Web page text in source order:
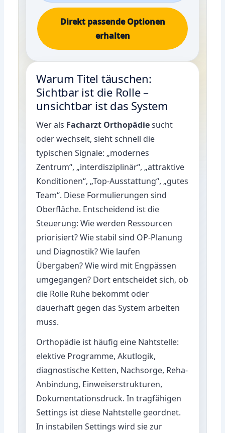
Direkt passende Optionen
erhalten
Warum Titel täuschen:
Sichtbar ist die Rolle –
unsichtbar ist das System
Wer als Facharzt Orthopädiesucht
oder wechselt, sieht schnell die
typischen Signale: „modernes
Zentrum“, „interdisziplinär“, „attraktive
Konditionen“, „Top-Ausstattung“, „gutes
Team“. Diese Formulierungen sind
Oberfläche. Entscheidend ist die
Steuerung: Wie werden Ressourcen
priorisiert? Wie stabil sind OP-Planung
und Diagnostik? Wie laufen
Übergaben? Wie wird mit Engpässen
umgegangen? Dort entscheidet sich, ob
die Rolle Ruhe bekommt oder
dauerhaft gegen das System arbeiten
muss.
Orthopädie ist häufig eine Nahtstelle:
elektive Programme, Akutlogik,
diagnostische Ketten, Nachsorge, Reha-
Anbindung, Einweiserstrukturen,
Dokumentationsdruck. In tragfähigen
Settings ist diese Nahtstelle geordnet.
In instabilen Settings wird sie zur